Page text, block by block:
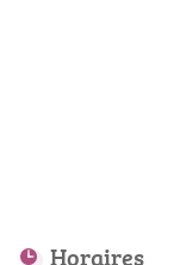
Horaires